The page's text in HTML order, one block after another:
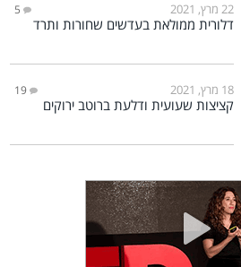
22 מרץ, 2021 5
דלורית ממולאת בעדשים שחורות ותרד
18 מרץ, 2021 19
קציצות שעועית ודלעת ברוטב ירוקים